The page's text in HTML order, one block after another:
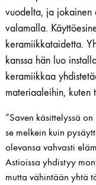
vuodelta, ja jokainen
valamalla.
keramiikkataidetta.
kanssa hän luo
keramiikkaa
materiaaleihin, kuten
”Saven käsittelyssä
se melkein kuin
olevansa vahvasti
Astioissa yhdistyy
mutta vähintään yhtä